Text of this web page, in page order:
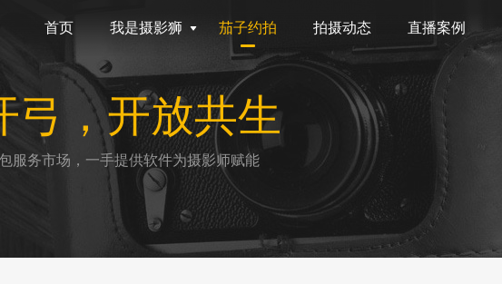
首页 我是摄影狮 茄子约拍 拍摄动态 直播案例
弓，开放共生
服务市场，一手提供软件为摄影师赋能